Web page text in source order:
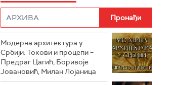
РТС ЖИВОТ
РТС КЛАСИКА
Модерна архитектура у
Србији: Токови и процепи –
Предраг Цагић, Боривоје
Јовановић, Милан Лојаница